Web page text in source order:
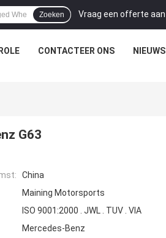
Vraag een offerte aan
Zoeken
CONTACTEER ONS NIEUWS
G63
China
Maining Motorsports
ISO 9001:2000 . JWL . TUV . VIA
Mercedes-Benz